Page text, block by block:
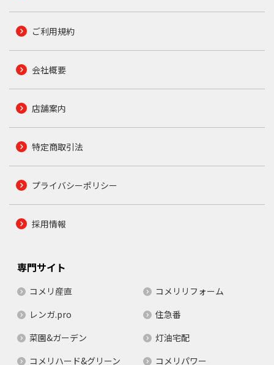
ご利用規約
会社概要
店舗案内
特定商取引法
プライバシーポリシー
採用情報
専門サイト
コメリ産直
コメリリフォーム
レンガ.pro
住急番
菜園&ガーデン
灯油宅配
コメリハード&グリーン
コメリパワー